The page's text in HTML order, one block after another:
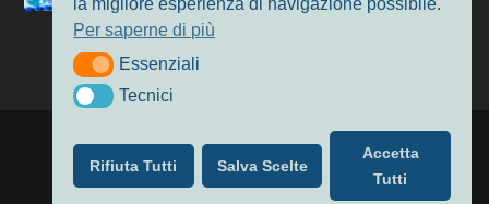
7 Lug 2026
Nuoto
| Alimentato da
Nuoto
MasterS Podcast Il Nuoto in Cifre
Privacy & Cookie Policy
la migliore esperienza di navigazione possibile.
Per saperne di più
EssenzialiEssenziali
TecniciTecnici
Rifiuta Tutti Salva Scelte
Accetta
Tutti